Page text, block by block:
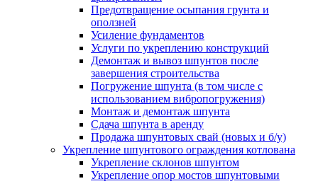
Предотвращение осыпания грунта и
оползней
Усиление фундаментов
Услуги по укреплению конструкций
Демонтаж и вывоз шпунтов после
завершения строительства
Погружение шпунта (в том числе с
использованием вибропогружения)
Монтаж и демонтаж шпунта
Сдача шпунта в аренду
Продажа шпунтовых свай (новых и б/у)
Укрепление шпунтового ограждения котлована
Укрепление склонов шпунтом
Укрепление опор мостов шпунтовыми